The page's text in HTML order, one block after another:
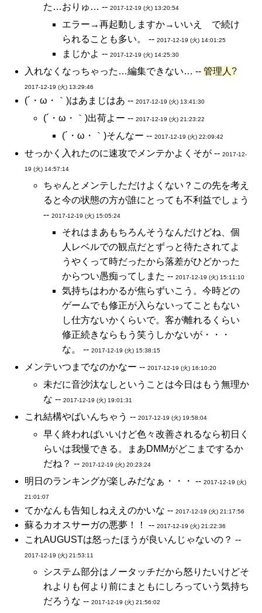
た…おりゅ… -- 2017-12-19 (火) 13:20:54
エラー→再起動しますか→いいえ で続け
られることも多い。 -- 2017-12-19 (火) 14:01:25
まじかよ -- 2017-12-19 (火) 14:25:30
入れなくなっちゃった…編集できない… -- 管理人 ?
2017-12-19 (火) 13:29:46
(´・ω・｀)はあまじはあ -- 2017-12-19 (火) 13:41:30
(´・ω・｀)出荷よー -- 2017-12-19 (火) 21:23:22
(´・ω・｀)そんなー -- 2017-12-19 (火) 22:09:42
せっかく入れたのに速攻でメンテかよくそが -- 2017-12-
19 (火) 14:57:14
ちゃんとメンテしただけよくない？この先を考え
ると今の状態の方が誰にとっても不利益でしょう
-- 2017-12-19 (火) 15:05:24
それはまあもちろんそうなんだけどね、個
人レベルでの観点だとずっと待たされてよ
うやくって時だったから落差がひどかった
からつい愚痴ってしまた -- 2017-12-19 (火) 15:11:10
気持ちはわかるが焦らずいこう。今時どの
ゲームでも修正が入らないってこともない
し仕方ないかくらいで。客が離れるくらい
修正続きならもう笑うしかないが・・・
な。 -- 2017-12-19 (火) 15:38:15
メンテいつまでなのかなー -- 2017-12-19 (火) 16:10:20
未だに音沙汰なしということは今日はもう無理か
な -- 2017-12-19 (火) 19:01:31
これ結構やばいんちゃう -- 2017-12-19 (火) 19:58:04
早く終わればいいけど色々改善されるなら初日く
らいは我慢できる。まあDMMがどこまでするか
だね？ -- 2017-12-19 (火) 20:23:24
明日のランキングが楽しみだなぁ・・・ -- 2017-12-19 (火)
21:01:07
てかなんも告知しねええのかいな -- 2017-12-19 (火) 21:17:56
蘇るカオスサーガの悪夢！！ -- 2017-12-19 (火) 21:22:36
これAUGUSTは怒ったほうが良いんじゃないの？ --
2017-12-19 (火) 21:53:11
システム部分はノータッチだから怒りたいけどそ
れよりも何より前にまともにしろっていう気持ち
だろうな -- 2017-12-19 (火) 21:56:02